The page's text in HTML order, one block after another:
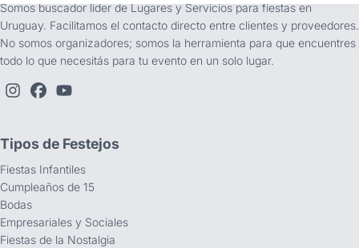
Somos buscador líder de Lugares y Servicios para fiestas en
Uruguay. Facilitamos el contacto directo entre clientes y proveedores.
No somos organizadores; somos la herramienta para que encuentres
todo lo que necesitás para tu evento en un solo lugar.
Tipos de Festejos
Fiestas Infantiles
Cumpleaños de 15
Bodas
Empresariales y Sociales
Fiestas de la Nostalgia